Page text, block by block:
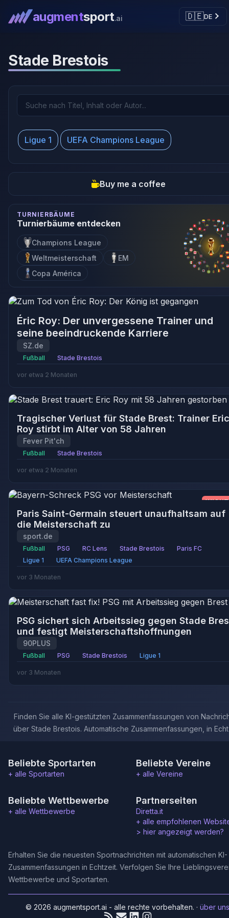
augmentsport.ai 🇩🇪DE
Stade Brestois
Ligue 1 UEFA Champions League
Buy me a coffee
TURNIERBÄUME
Turnierbäume entdecken
Champions League
Weltmeisterschaft
EM
Copa América
Éric Roy: Der unvergessene Trainer und
seine beeindruckende Karriere
SZ.de
Fußball Stade Brestois
vor etwa 2 Monaten
Tragischer Verlust für Stade Brest: Trainer Eric
Roy stirbt im Alter von 58 Jahren
Fever Pit'ch
Fußball Stade Brestois
vor etwa 2 Monaten
Paris Saint-Germain steuert unaufhaltsam auf
die Meisterschaft zu
sport.de
Fußball PSG RC Lens Stade Brestois
Paris FC
Ligue 1
UEFA Champions League
vor 3 Monaten
PSG sichert sich Arbeitssieg gegen Stade
und festigt Meisterschaftshoffnungen
90PLUS
Fußball PSG Stade Brestois Ligue 1
vor 3 Monaten
Finden Sie alle KI-gestützten Zusammenfassungen von
über Stade Brestois. Automatische Zusammenfassungen, in
Beliebte Sportarten
+ alle Sportarten
Beliebte Vereine
+ alle Vereine
Beliebte Wettbewerbe
+ alle Wettbewerbe
Partnerseiten
Diretta.it
+ alle empfohlenen
> hier angezeigt werden?
Erhalten Sie die neuesten Sportnachrichten mit automatischen KI-
Zusammenfassungen in Echtzeit. Verfolgen Sie Ihre
Wettbewerbe und Sportarten.
© 2026 augmentsport.ai - alle rechte vorbehalten. ·über